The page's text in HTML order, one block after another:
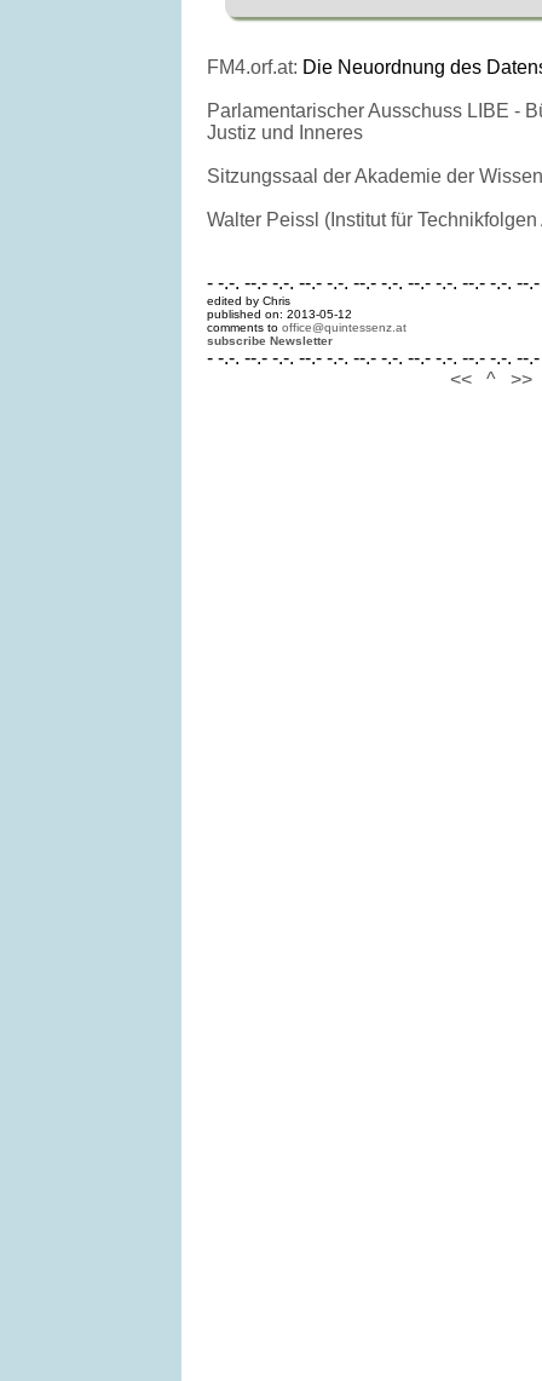
FM4.orf.at: Die Neuordnung des
Parlamentarischer Ausschuss LIBE -
Justiz und Inneres
Sitzungssaal der Akademie der
Walter Peissl (Institut für
- -.-. --.- -.-. --.- -.-. --.- -.-. --.- -.-. --.- -.-. --.-
edited by Chris
published on: 2013-05-12
comments to office@quintessenz.at
subscribe Newsletter
- -.-. --.- -.-. --.- -.-. --.- -.-. --.- -.-. --.- -.-. --.-
<<
^ >>